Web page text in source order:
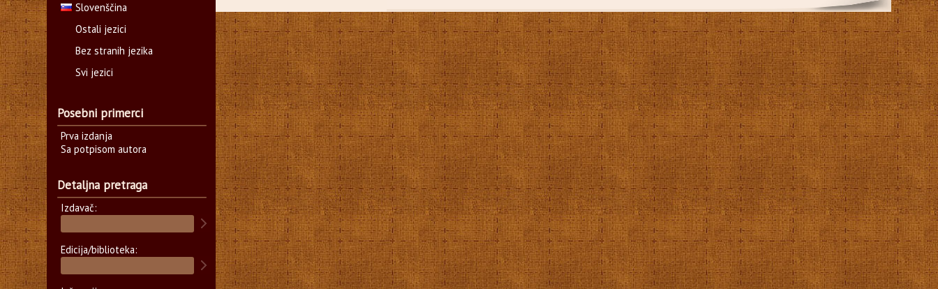
Slovenščina
Ostali jezici
Bez stranih jezika
Svi jezici
Posebni primerci
Prva izdanja
Sa potpisom autora
Detaljna pretraga
Izdavač:
Edicija/biblioteka: